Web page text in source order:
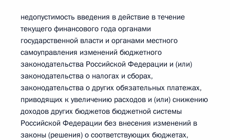
недопустимость введения в действие в течение
текущего финансового года органами
государственной власти и органами местного
самоуправления изменений бюджетного
законодательства Российской Федерации и (или)
законодательства о налогах и сборах,
законодательства о других обязательных платежах,
приводящих к увеличению расходов и (или) снижению
доходов других бюджетов бюджетной системы
Российской Федерации без внесения изменений в
законы (решения) о соответствующих бюджетах,